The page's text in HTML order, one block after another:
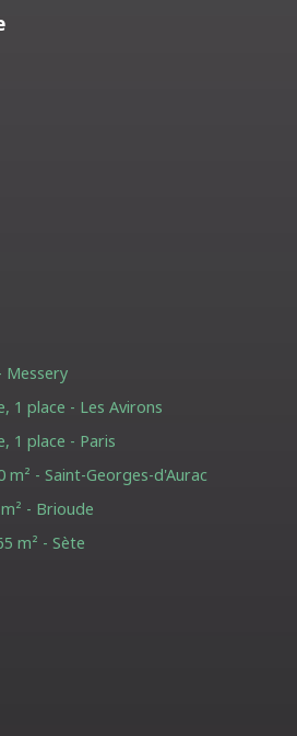
Messery
1 place - Les Avirons
1 place - Paris
- Saint-Georges-d'Aurac
- Brioude
m² - Sète